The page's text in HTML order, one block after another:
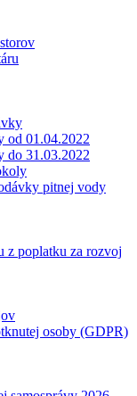
od 01.04.2022
do 31.03.2022
pitnej vody
z poplatku za rozvoj
osoby (GDPR)